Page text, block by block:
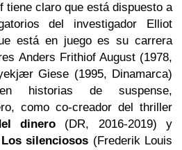
tiene claro que está dispuesto a
del investigador Elliot
está en juego es su carrera
Anders Frithiof August (1978,
Giese (1995, Dinamarca)
historias de suspense,
como co-creador del thriller
dinero (DR, 2016-2019) y
Los silenciosos (Frederik Louis